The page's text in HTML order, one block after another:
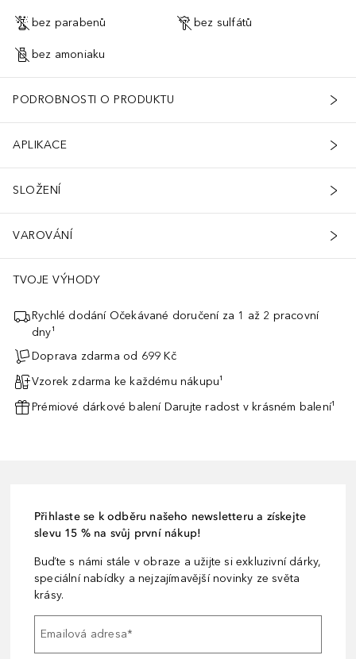
bez parabenů bez sulfátů
bez amoniaku
PODROBNOSTI O PRODUKTU
APLIKACE
SLOŽENÍ
VAROVÁNÍ
TVOJE VÝHODY
Rychlé dodání Očekávané doručení za 1 až 2 pracovní
dny¹
Doprava zdarma od 699 Kč
Vzorek zdarma ke každému nákupu¹
Prémiové dárkové balení Darujte radost v krásném balení¹
Přihlaste se k odběru našeho newsletteru a získejte
slevu 15 % na svůj první nákup!
Buďte s námi stále v obraze a užijte si exkluzivní dárky,
speciální nabídky a nejzajímavější novinky ze světa
krásy.
Emailová adresa*